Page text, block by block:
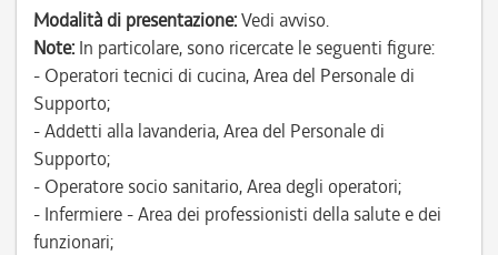
Modalità di presentazione:Vedi avviso.
Note: In particolare, sono ricercate le seguenti figure:
- Operatori tecnici di cucina, Area del Personale di
Supporto;
- Addetti alla lavanderia, Area del Personale di
Supporto;
- Operatore socio sanitario, Area degli operatori;
- Infermiere - Area dei professionisti della salute e dei
funzionari;